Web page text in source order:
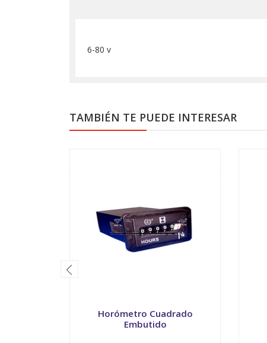
6-80 v
TAMBIÉN TE PUEDE INTERESAR
Horómetro Cuadrado
Embutido